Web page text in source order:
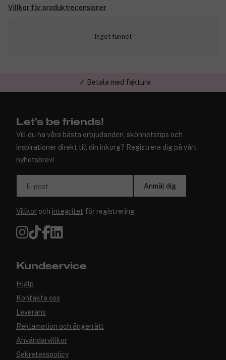
Villkor för produktrecensioner
Inget funnet
✓ Betala med faktura
Let's be friends!
Vill du ha våra bästa erbjudanden, skönhetstips och
inspirationer direkt till din inkorg? Registrera dig på vårt
nyhetsbrev!
E-post Anmäl dig
Villkor och integritet för registrering
Kundservice
Hjälp
Kontakta oss
Leverans
Reklamation och ångerrätt
Användarvillkor
Sekretesspolicy